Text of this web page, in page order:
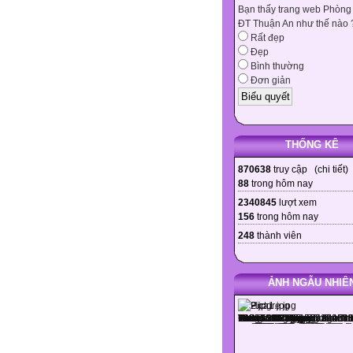
Bạn thấy trang web
ĐT Thuận An như thế nào
Rất đẹp
Đẹp
Bình thường
Đơn giản
THỐNG KÊ
870638 truy cập (chi tiết)
88 trong hôm nay
2340845 lượt xem
156 trong hôm nay
248 thành viên
ẢNH NGẪU